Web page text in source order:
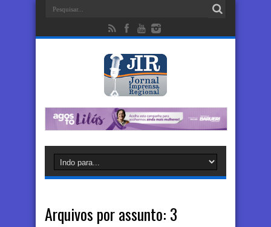
Arquivos por assunto: 3